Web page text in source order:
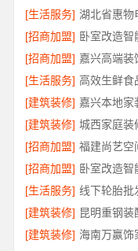
[生活服务]
[招商加盟] 卧室改造
[招商加盟] 嘉兴高端装
[生活服务]
[建筑装修]
[建筑装修] 城西家庭装
[招商加盟]
[招商加盟]
[生活服务]
[建筑装修]
[建筑装修] 海南万赢饰